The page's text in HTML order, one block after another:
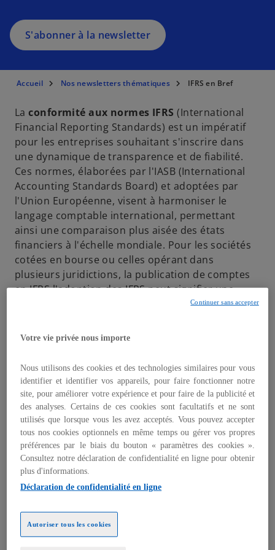
S'abonner à la newsletter
Accueil Nos newsletters thématiques IFRS en Bref
Laconformité aux normes IFRS (International
Financial Reporting Standards) est un impératif
pour les entreprises souhaitant s'inscrire dans
une dynamique de transparence et de fiabilité.
Ces normes, élaborées par l'IASB (International
Accounting Standards Board) et adoptées par
l'Union Européenne, visent à harmoniser le
langage comptable international, permettant
ainsi une comparaison plus aisée des états
financiers à l'échelle mondiale. Pour les sociétés
cotées en bourse ou celles opérant dans
plusieurs juridictions, la publication de comptes
en IFRS l'adoption des IFRS peut signifier une
meilleure accessibilité aux marchés de capitaux
des investisseurs.
défis. Il requiert une expertise spécifique pour
naviguer dans le complexe paysage des normes
comptables, interpréter correctement leurs
implications et mettre en œuvre les changements
nécessaires dans les processus de reporting
financier. De plus, avec l'introduction de
nouvelles normes et l'évolution constante des
interprétations existantes, rester à jour demande
un effort continu et significatif. Les entreprises
les principes fondamentaux des IFRS mais aussi
comprendre comment ces normes s'appliquent à
Votre vie privée nous importe
Nous utilisons des cookies et des technologies similaires pour vous
identifier et identifier vos appareils, pour faire fonctionner notre
site, pour améliorer votre expérience et pour faire de la publicité et
des analyses. Certains de ces cookies sont facultatifs et ne sont
utilisés que lorsque vous les avez acceptés. Vous pouvez accepter
tous nos cookies optionnels en même temps ou gérer vos propres
préférences par le biais du bouton « paramètres des cookies ».
Consultez notre déclaration de confidentialité en ligne pour obtenir
plus d'informations.
Déclaration de confidentialité en ligne
Autoriser tous les cookies
Continuer sans accepter